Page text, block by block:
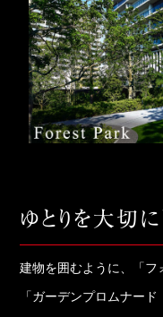
建物を囲むように、「
「ガーデンプロムナー